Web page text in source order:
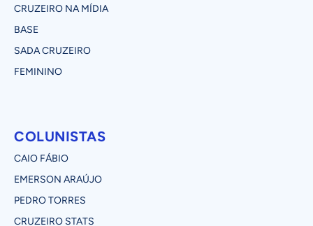
CRUZEIRO NA MÍDIA
BASE
SADA CRUZEIRO
FEMININO
COLUNISTAS
CAIO FÁBIO
EMERSON ARAÚJO
PEDRO TORRES
CRUZEIRO STATS